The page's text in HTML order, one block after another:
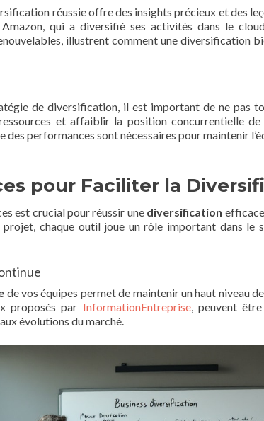
réussie offre des insights précieux et des
qui a diversifié ses activités dans le
illustrent comment une diversification
de diversification, il est important de ne pas
et affaiblir la position concurrentielle de
des performances sont nécessaires pour maintenir
pour Faciliter la
est crucial pour réussir une diversification
chaque outil joue un rôle important dans le
de vos équipes permet de maintenir un haut niveau
proposés par InformationEntreprise, peuvent
évolutions du marché.